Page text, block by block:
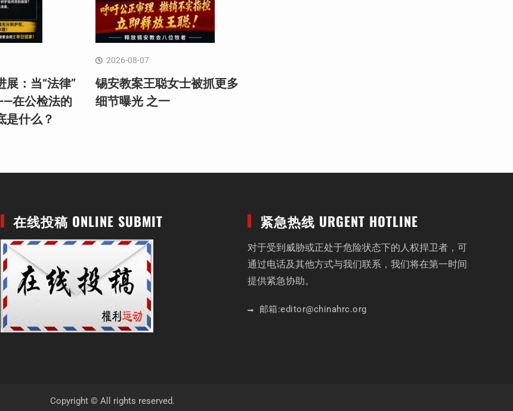
展：当“法律”
在公检法的
是什么？
2026-08-07
锡安教案王聪女士被抓更多
细节曝光 之一
在线投稿 ONLINE SUBMIT 紧急热线 URGENT HOTLINE
对于受到威胁或正处于危险状态下的人权捍卫者，可
通过电话及其他方式与我们联系，我们将在第一时间
提供紧急协助。
邮箱:editor@chinahrc.org
Copyright © All rights reserved.